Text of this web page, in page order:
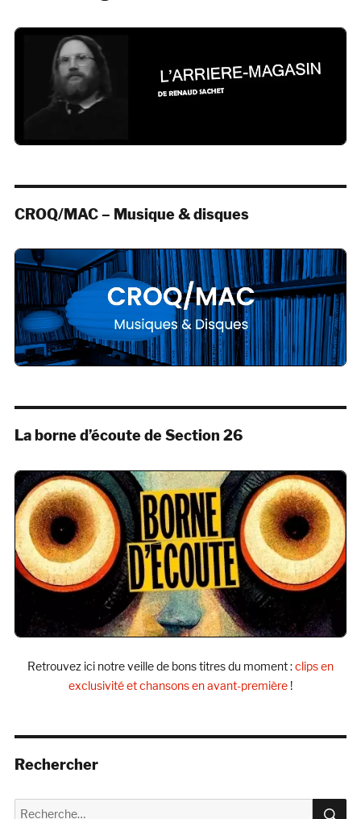
CROQ/MAC – Musique & disques
La borne d’écoute de Section 26
Retrouvez ici notre veille de bons titres du moment :clips en
exclusivité et chansons en avant-première !
Rechercher
Recherche